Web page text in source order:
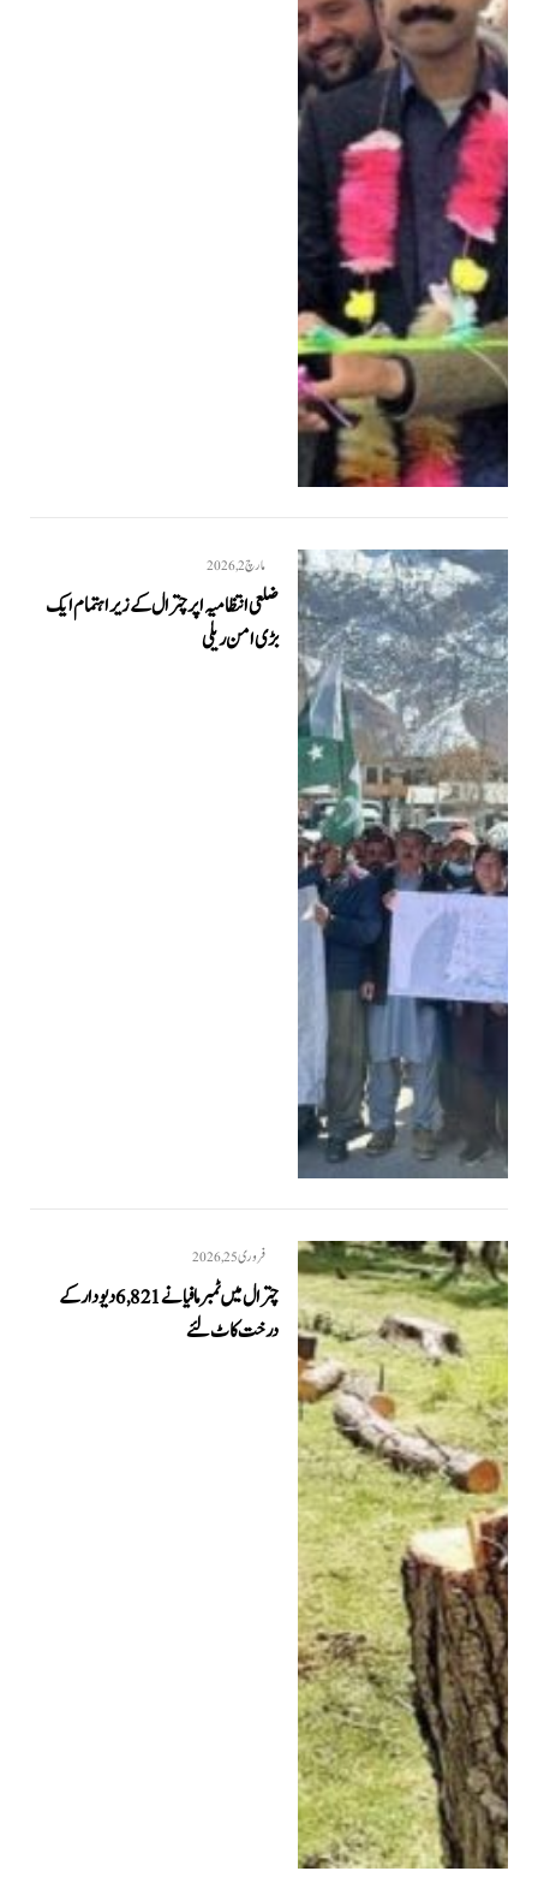
مارچ 2, 2026
ضلعی انتظامیہ اپر چترال کے زیر اہتمام ایک
بڑی امن ریلی
فروری 25, 2026
چترال میں ٹمبر مافیا نے 6,821 دیودار کے
درخت کاٹ لئے